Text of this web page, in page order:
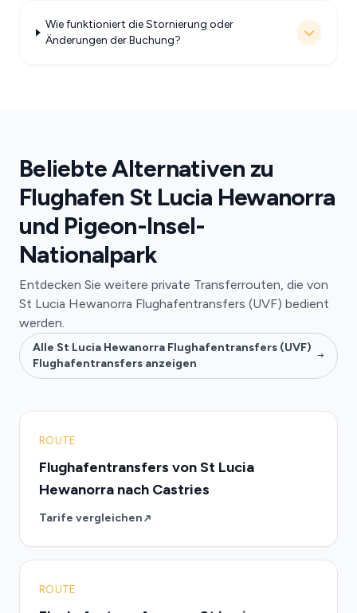
Wie funktioniert die Stornierung oder
Änderungen der Buchung?
Beliebte Alternativen zu
Flughafen St Lucia Hewanorra
und Pigeon-Insel-
Nationalpark
Entdecken Sie weitere private Transferrouten, die von
St Lucia Hewanorra Flughafentransfers (UVF) bedient
werden.
Alle St Lucia Hewanorra Flughafentransfers (UVF)
Flughafentransfers anzeigen
ROUTE
Flughafentransfers von St Lucia
Hewanorra nach Castries
Tarife vergleichen
ROUTE